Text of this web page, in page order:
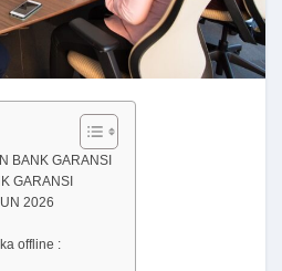
BANK GARANSI
GARANSI
2026
offline :